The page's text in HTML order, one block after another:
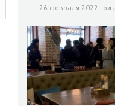
26 февраля 2022